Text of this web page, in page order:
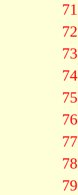
71
72
73
74
75
76
77
78
79